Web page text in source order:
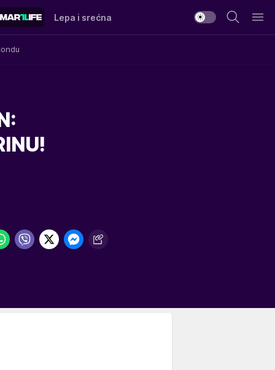
Lepa i srećna